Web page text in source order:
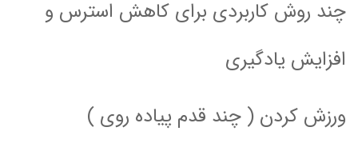
چند روش کاربردی برای کاهش استرس و
افزایش یادگیری
ورزش کردن ( چند قدم پیاده روی )